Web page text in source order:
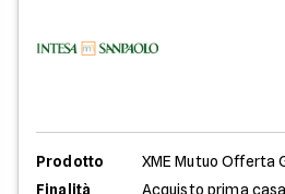
Prodotto
XME Mutuo Offerta
Finalità
Acquisto prima casa